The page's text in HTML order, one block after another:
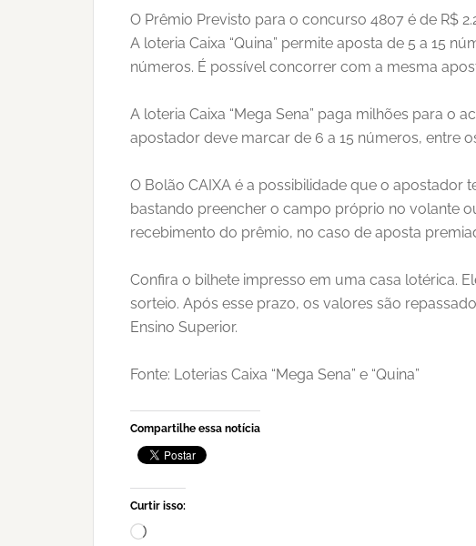
O Prêmio Previsto para o concurso 4807 é de R$
A loteria Caixa “Quina” permite aposta de 5 a 15
números. É possível concorrer com a mesma
A loteria Caixa “Mega Sena” paga milhões para
apostador deve marcar de 6 a 15 números, entre
O Bolão CAIXA é a possibilidade que o
bastando preencher o campo próprio no volante
recebimento do prêmio, no caso de aposta
Confira o bilhete impresso em uma casa lotérica.
sorteio. Após esse prazo, os valores são
Ensino Superior.
Fonte: Loterias Caixa “Mega Sena” e “Quina”
Compartilhe essa notícia
Curtir isso:
Carregando...